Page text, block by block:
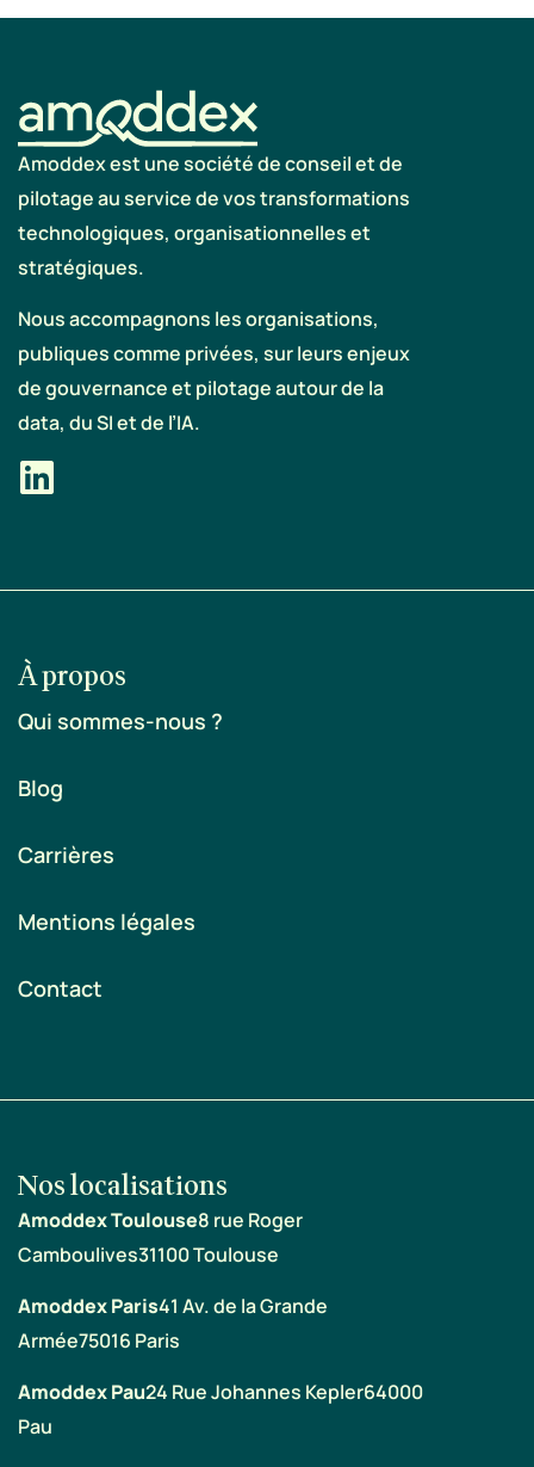
Amoddex est une société de conseil et de
pilotage au service de vos transformations
technologiques, organisationnelles et
stratégiques.
Nous accompagnons les organisations,
publiques comme privées, sur leurs enjeux
de gouvernance et pilotage autour de la
data, du SI et de l’IA.
À propos
Qui sommes-nous ?
Blog
Carrières
Mentions légales
Contact
Nos localisations
Amoddex Toulouse8 rue Roger
Camboulives31100 Toulouse
Amoddex Paris41 Av. de la Grande
Armée75016 Paris
Amoddex Pau24 Rue Johannes Kepler64000
Pau